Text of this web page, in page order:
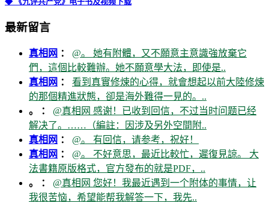
最新留言
真相网 ： @。 她有附體，又不願意主意識強放棄它
們，這個比較難辦。她不願意學大法，即使是..
真相网 ： 看到真實修煉的心得，就會想起以前大陸修煉
的那個精進狀態，卻是海外難得一見的。..
。 ： @真相网 感谢！已收到回信，不过当时问题已经
解决了。……（編註：因涉及另外空間附..
真相网 ： @。 有回信，请参考，祝好！
真相网 ： @。 不好意思，最近比較忙，遲復見諒。 大
法書籍原版格式，官方發布的就是PDF，..
。 ： @真相网 您好！我最近遇到一个附体的事情，让
我很苦恼，希望能帮我解答一下，我先..